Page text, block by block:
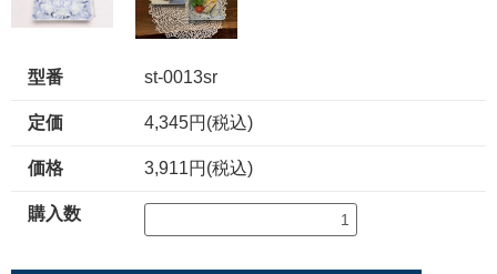
型番 st-0013sr
定価 4,345円(税込)
価格 3,911円(税込)
購入数